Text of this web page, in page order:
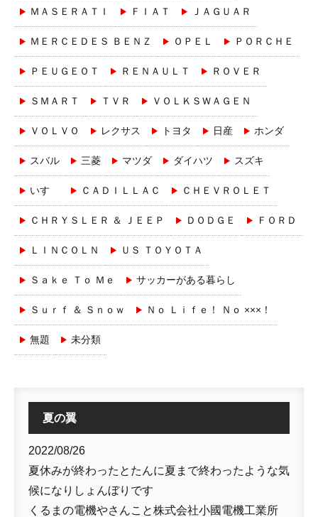
ＭＡＳＥＲＡＴＩ ＦＩＡＴ ＪＡＧＵＡＲ
ＭＥＲＣＥＤＥＳ ＢＥＮＺ ＯＰＥＬ ＰＯＲＣＨＥ
ＰＥＵＧＥＯＴ ＲＥＮＡＵＬＴ ＲＯＶＥＲ
ＳＭＡＲＴ ＴＶＲ ＶＯＬＫＳＷＡＧＥＮ
ＶＯＬＶＯ レクサス トヨタ 日産 ホンダ
スバル 三菱 マツダ ダイハツ スズキ
いすゞ ＣＡＤＩＬＬＡＣ ＣＨＥＶＲＯＬＥＴ
ＣＨＲＹＳＬＥＲ ＆ ＪＥＥＰ ＤＯＤＧＥ ＦＯＲＤ
ＬＩＮＣＯＬＮ ＵＳ ＴＯＹＯＴＡ
Ｓａｋｅ Ｔｏ Ｍｅ サッカーがある暮らし
Ｓｕｒｆ ＆ Ｓｎｏｗ Ｎｏ Ｌｉｆｅ！ Ｎｏ ×××！
無題 未分類
夏の翼
2022/08/26
夏休みが終わったとたんに夏まで終わったような気
候になりしょんぼりです
くるまの電機やさんこと株式会社小國電機工業所